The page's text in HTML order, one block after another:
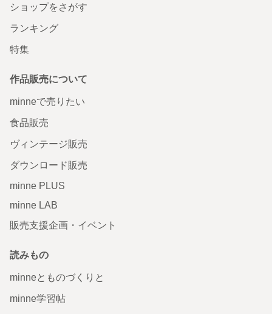
ショップをさがす
ランキング
特集
作品販売について
minneで売りたい
食品販売
ヴィンテージ販売
ダウンロード販売
minne PLUS
minne LAB
販売支援企画・イベント
読みもの
minneとものづくりと
minne学習帖